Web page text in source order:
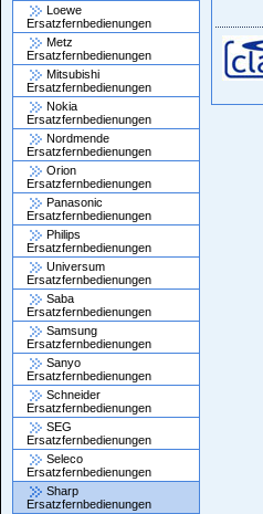
Loewe
Ersatzfernbedienungen
Metz
Ersatzfernbedienungen
Mitsubishi
Ersatzfernbedienungen
Nokia
Ersatzfernbedienungen
Nordmende
Ersatzfernbedienungen
Orion
Ersatzfernbedienungen
Panasonic
Ersatzfernbedienungen
Philips
Ersatzfernbedienungen
Universum
Ersatzfernbedienungen
Saba
Ersatzfernbedienungen
Samsung
Ersatzfernbedienungen
Sanyo
Ersatzfernbedienungen
Schneider
Ersatzfernbedienungen
SEG
Ersatzfernbedienungen
Seleco
Ersatzfernbedienungen
Sharp
Ersatzfernbedienungen